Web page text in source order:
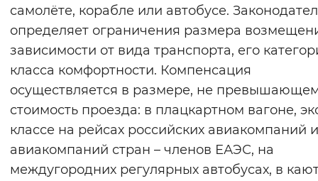
самолёте, корабле или автобусе.
определяет ограничения размера
зависимости от вида транспорта, его
класса комфортности. Компенсация
осуществляется в размере, не
стоимость проезда: в плацкартном вагоне,
классе на рейсах российских авиакомпаний
авиакомпаний стран – членов ЕАЭС, на
междугородних регулярных автобусах, в